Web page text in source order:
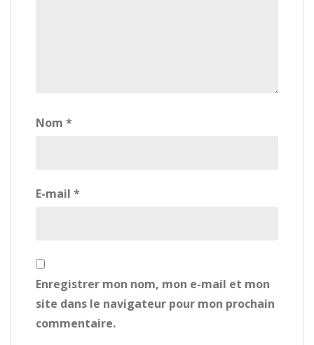
Nom *
E-mail *
Enregistrer mon nom, mon e-mail et mon
site dans le navigateur pour mon prochain
commentaire.